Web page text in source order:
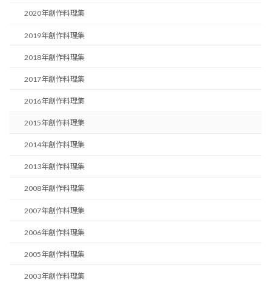
2020年創作料理集
2019年創作料理集
2018年創作料理集
2017年創作料理集
2016年創作料理集
2015年創作料理集
2014年創作料理集
2013年創作料理集
2008年創作料理集
2007年創作料理集
2006年創作料理集
2005年創作料理集
2003年創作料理集